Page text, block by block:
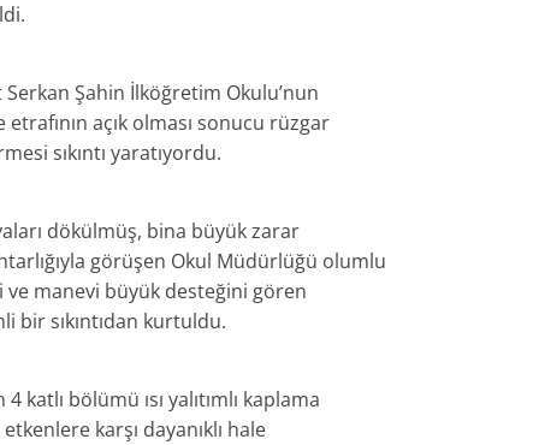
Şahin İlköğretim Okulu’nun
açık olması sonucu rüzgar
sıkıntı yaratıyordu.
dökülmüş, bina büyük zarar
görüşen Okul Müdürlüğü olumlu
ve manevi büyük desteğini gören
bir sıkıntıdan kurtuldu.
katlı bölümü ısı yalıtımlı kaplama
karşı dayanıklı hale